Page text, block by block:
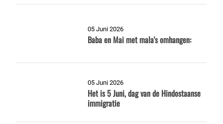
05 Juni 2026
Baba en Mai met mala's omhangen:
05 Juni 2026
Het is 5 Juni, dag van de Hindostaanse
immigratie